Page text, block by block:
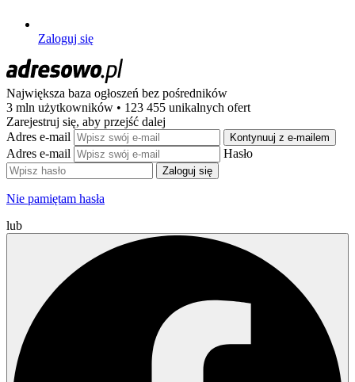
Zaloguj się
Największa baza ogłoszeń bez pośredników
3 mln użytkowników • 123 455 unikalnych ofert
Zarejestruj się, aby przejść dalej
Adres e-mail
Kontynuuj z e-mailem
Adres e-mail Hasło
Zaloguj się
Nie pamiętam hasła
lub